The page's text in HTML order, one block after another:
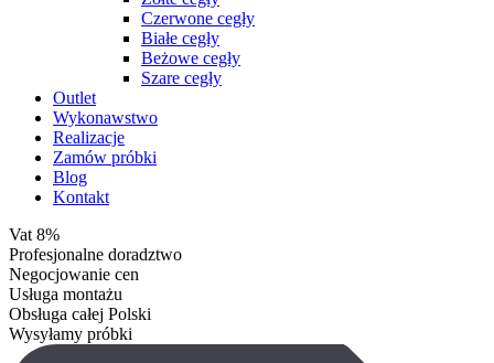
Czerwone cegły
Białe cegły
Beżowe cegły
Szare cegły
Outlet
Wykonawstwo
Realizacje
Zamów próbki
Blog
Kontakt
Vat 8%
Profesjonalne doradztwo
Negocjowanie cen
Usługa montażu
Obsługa całej Polski
Wysyłamy próbki